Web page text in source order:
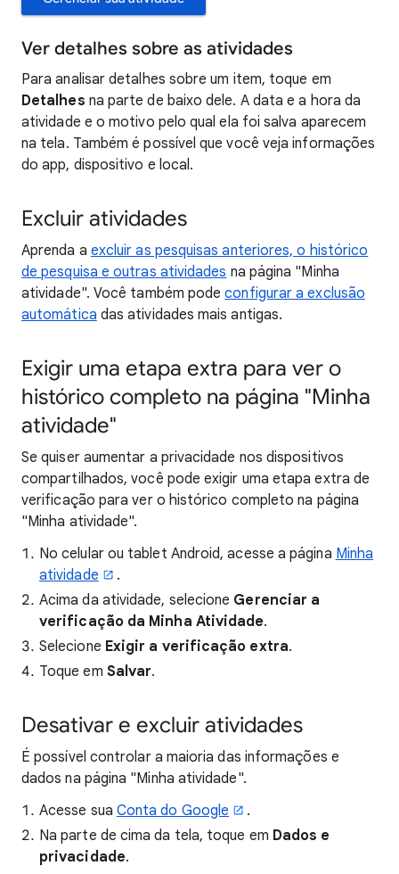
Ver detalhes sobre as atividades
Para analisar detalhes sobre um item, toque em
Detalhes na parte de baixo dele. A data e a hora da
atividade e o motivo pelo qual ela foi salva aparecem
na tela. Também é possível que você veja informações
do app, dispositivo e local.
Excluir atividades
Aprenda a excluir as pesquisas anteriores, o histórico
de pesquisa e outras atividades na página "Minha
atividade". Você também podeconfigurar a exclusão
automática das atividades mais antigas.
Exigir uma etapa extra para ver o
histórico completo na página "Minha
atividade"
Se quiser aumentar a privacidade nos dispositivos
compartilhados, você pode exigir uma etapa extra de
verificação para ver o histórico completo na página
"Minha atividade".
No celular ou tablet Android, acesse a página Minha
atividade
.
Acima da atividade, selecione Gerenciar a
verificação da Minha Atividade.
Selecione Exigir a verificação extra.
Toque em Salvar.
Desativar e excluir atividades
É possível controlar a maioria das informações e
dados na página "Minha atividade".
Acesse sua Conta do Google
.
Na parte de cima da tela, toque em Dados e
privacidade.